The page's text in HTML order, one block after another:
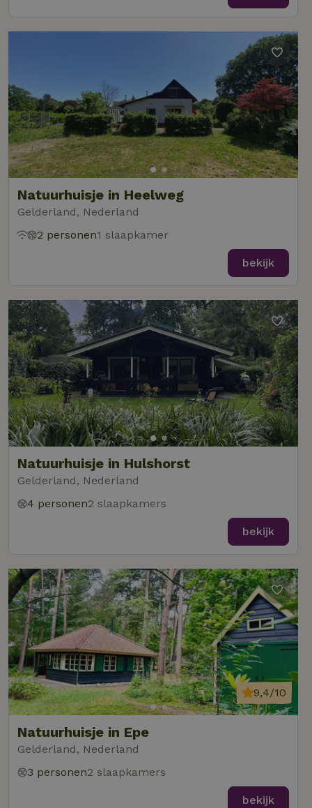
Natuurhuisje in Heelweg
Gelderland, Nederland
2 personen1 slaapkamer
bekijk
Natuurhuisje in Hulshorst
Gelderland, Nederland
4 personen2 slaapkamers
bekijk
Natuurhuisje in Epe
Gelderland, Nederland
9,4/10
3 personen2 slaapkamers
bekijk